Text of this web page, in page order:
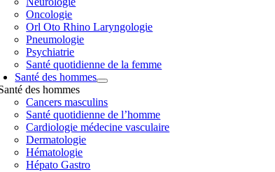
Oncologie
Orl Oto Rhino Laryngologie
Pneumologie
Psychiatrie
Santé quotidienne de la femme
Santé des hommes
des hommes
Cancers masculins
Santé quotidienne de l’homme
Cardiologie médecine vasculaire
Dermatologie
Hématologie
Hépato Gastro